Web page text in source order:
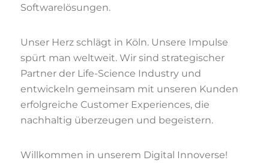
Softwarelösungen.
Unser Herz schlägt in Köln. Unsere Impulse
spürt man weltweit. Wir sind strategischer
Partner der Life-Science Industry und
entwickeln gemeinsam mit unseren Kunden
erfolgreiche Customer Experiences, die
nachhaltig überzeugen und begeistern.
Willkommen in unserem Digital Innoverse!